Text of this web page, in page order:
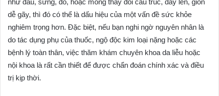
như đau, sưng, đỏ, hoặc móng thay đổi cấu trúc, dày lên, giòn
dễ gãy, thì đó có thể là dấu hiệu của một vấn đề sức khỏe
nghiêm trọng hơn. Đặc biệt, nếu bạn nghi ngờ nguyên nhân là
do tác dụng phụ của thuốc, ngộ độc kim loại nặng hoặc các
bệnh lý toàn thân, việc thăm khám chuyên khoa da liễu hoặc
nội khoa là rất cần thiết để được chẩn đoán chính xác và điều
trị kịp thời.